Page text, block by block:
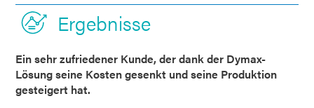
Ergebnisse
Ein sehr zufriedener Kunde, der dank der Dymax-
Lösung seine Kosten gesenkt und seine Produktion
gesteigert hat.